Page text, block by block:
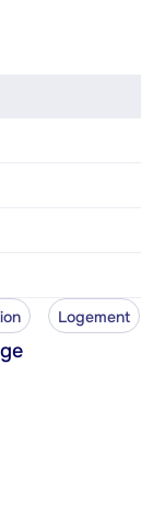
Logement